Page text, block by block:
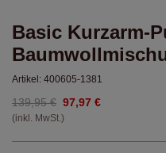
Basic Kurzarm-
Artikel: 400605-1381
139,95 € 97,97 €
(inkl. MwSt.)